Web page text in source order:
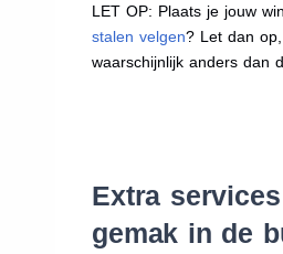
LET OP: Plaats je jouw
stalen velgen? Let dan
waarschijnlijk anders dan
Extra
gemak in de